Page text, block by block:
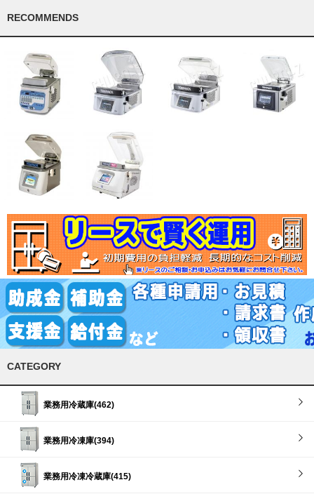
RECOMMENDS
CATEGORY
業務用冷蔵庫(462)
業務用冷凍庫(394)
業務用冷凍冷蔵庫(415)